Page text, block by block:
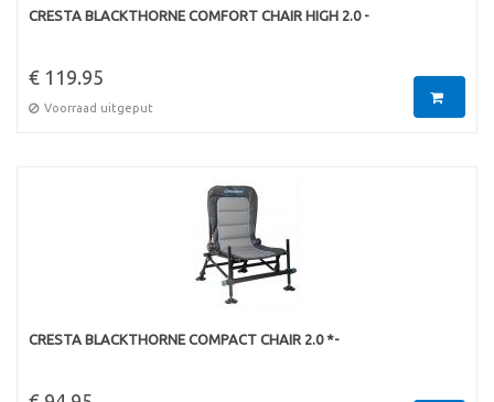
CRESTA BLACKTHORNE COMFORT CHAIR HIGH 2.0 -
€ 119.95
Voorraad uitgeput
CRESTA BLACKTHORNE COMPACT CHAIR 2.0 *-